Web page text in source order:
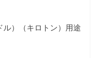
）（キロトン）用途